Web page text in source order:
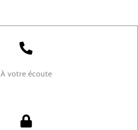
À votre écoute